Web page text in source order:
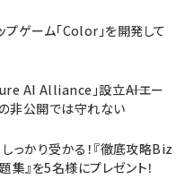
プゲーム「Color」を開発して
AI Alliance」設立――AIエー
非公開では守れない
っかり受かる！『徹底攻略Biz
』を5名様にプレゼント！